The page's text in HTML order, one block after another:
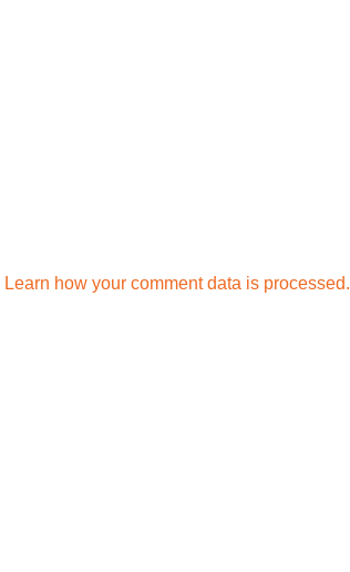
Learn how your comment data is processed.